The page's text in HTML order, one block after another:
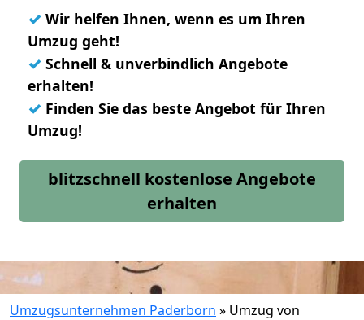
✓ Wir helfen Ihnen, wenn es um Ihren
Umzug geht!
✓ Schnell & unverbindlich Angebote
erhalten!
✓ Finden Sie das beste Angebot für Ihren
Umzug!
blitzschnell kostenlose Angebote
erhalten
Umzugsunternehmen Paderborn » Umzug von